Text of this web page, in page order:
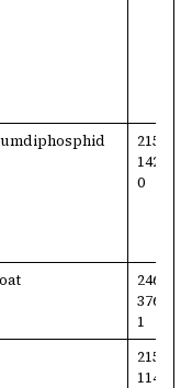
215-
142-
0
246-
376-
1
215-
114-